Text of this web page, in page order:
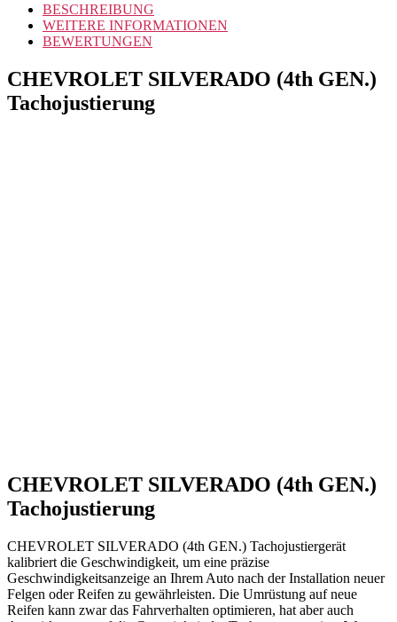
BESCHREIBUNG
WEITERE INFORMATIONEN
BEWERTUNGEN
CHEVROLET SILVERADO (4th GEN.)
Tachojustierung
CHEVROLET SILVERADO (4th GEN.)
Tachojustierung
CHEVROLET SILVERADO (4th GEN.) Tachojustiergerät
kalibriert die Geschwindigkeit, um eine präzise
Geschwindigkeitsanzeige an Ihrem Auto nach der Installation neuer
Felgen oder Reifen zu gewährleisten. Die Umrüstung auf neue
Reifen kann zwar das Fahrverhalten optimieren, hat aber auch